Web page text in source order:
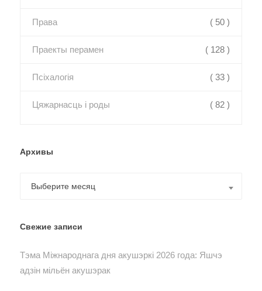
Права ( 50 )
Праекты перамен ( 128 )
Псіхалогія ( 33 )
Цяжарнасць і роды ( 82 )
Архивы
Выберите месяц
Свежие записи
Тэма Міжнароднага дня акушэркі 2026 года: Яшчэ
адзін мільён акушэрак